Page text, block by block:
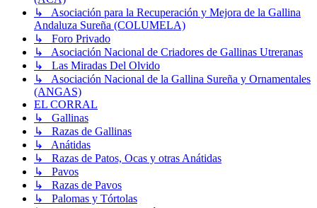
↳ Asociación para la Recuperación y Mejora de la Gallina
Andaluza Sureña (COLUMELA)
↳ Foro Privado
↳ Asociación Nacional de Criadores de Gallinas Utreranas
↳ Las Miradas Del Olvido
↳ Asociación Nacional de la Gallina Sureña y Ornamentales
(ANGAS)
EL CORRAL
↳ Gallinas
↳ Razas de Gallinas
↳ Anátidas
↳ Razas de Patos, Ocas y otras Anátidas
↳ Pavos
↳ Razas de Pavos
↳ Palomas y Tórtolas